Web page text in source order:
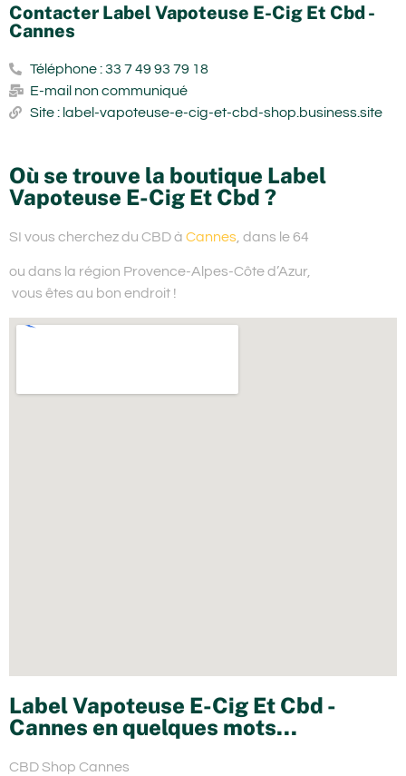
Contacter Label Vapoteuse E-Cig Et Cbd -
Cannes
Téléphone : 33 7 49 93 79 18
E-mail non communiqué
Site : label-vapoteuse-e-cig-et-cbd-shop.business.site
Où se trouve la boutique Label
Vapoteuse E-Cig Et Cbd ?
SI vous cherchez du CBD à Cannes , dans le 64
ou dans la région Provence-Alpes-Côte d’Azur,
vous êtes au bon endroit !
Label Vapoteuse E-Cig Et Cbd -
Cannes en quelques mots...
CBD Shop Cannes